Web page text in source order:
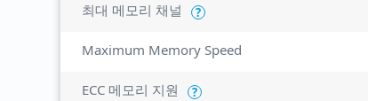
최대 메모리 채널 ?
Maximum Memory Speed
ECC 메모리 지원 ?